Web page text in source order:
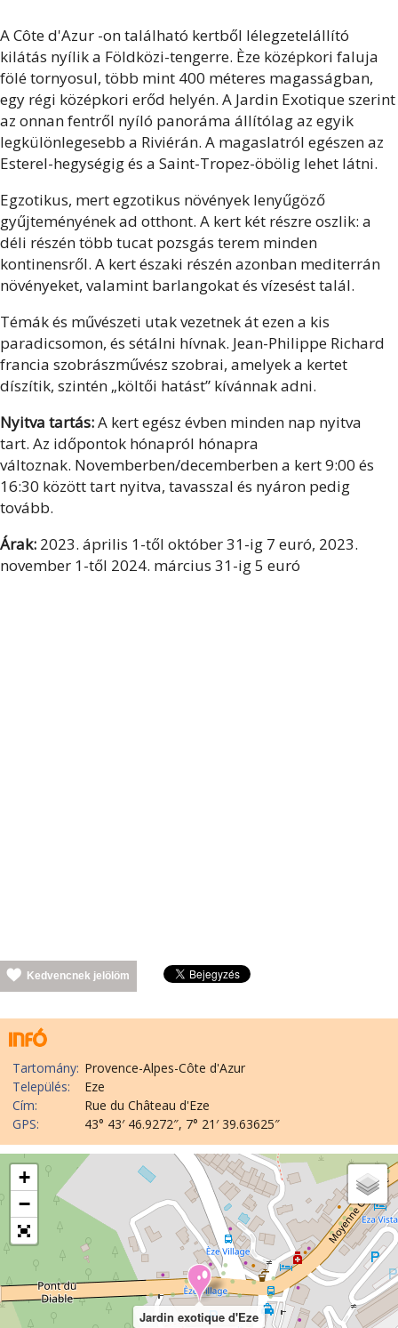
A Côte d'Azur -on található kertből lélegzetelállító
kilátás nyílik a Földközi-tengerre. Èze középkori faluja
fölé tornyosul, több mint 400 méteres magasságban,
egy régi középkori erőd helyén. A Jardin Exotique szerint
az onnan fentről nyíló panoráma állítólag az egyik
legkülönlegesebb a Riviérán. A magaslatról egészen az
Esterel-hegységig és a Saint-Tropez-öbölig lehet látni.
Egzotikus, mert egzotikus növények lenyűgöző
gyűjteményének ad otthont. A kert két részre oszlik: a
déli részén több tucat pozsgás terem minden
kontinensről. A kert északi részén azonban mediterrán
növényeket, valamint barlangokat és vízesést talál.
Témák és művészeti utak vezetnek át ezen a kis
paradicsomon, és sétálni hívnak. Jean-Philippe Richard
francia szobrászművész szobrai, amelyek a kertet
díszítik, szintén „költői hatást” kívánnak adni.
Nyitva tartás:A kert egész évben minden nap nyitva
tart. Az időpontok hónapról hónapra
változnak. Novemberben/decemberben a kert 9:00 és
16:30 között tart nyitva, tavasszal és nyáron pedig
tovább.
Árak: 2023. április 1-től október 31-ig 7 euró, 2023.
november 1-től 2024. március 31-ig 5 euró
Kedvencnek jelölöm
Tartomány: Provence-Alpes-Côte d'Azur
Település:
Eze
Cím:
Rue du Château d'Eze
GPS:
43° 43′ 46.9272″, 7° 21′ 39.63625″
Jardin exotique d'Eze
+
−